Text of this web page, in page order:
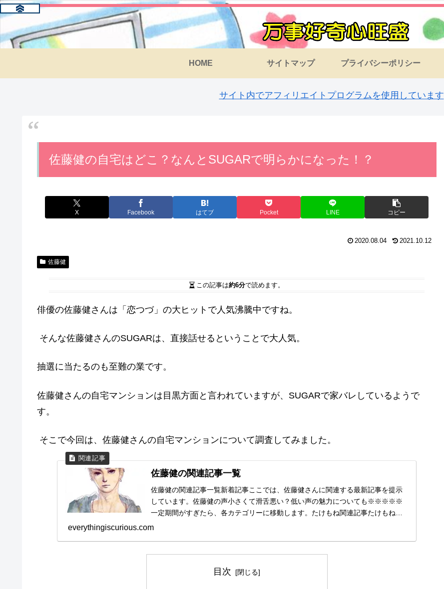
HOME サイトマップ プライバシーポリシー
サイト内でアフィリエイトプログラムを使用しています
佐藤健の自宅はどこ？なんとSUGARで明らかになった！？
X Facebook はてブ Pocket LINE コピー
2020.08.04 2021.10.12
佐藤健
この記事は約6分で読めます。
俳優の佐藤健さんは「恋つづ」の大ヒットで人気沸騰中ですね。
そんな佐藤健さんのSUGARは、直接話せるということで大人気。
抽選に当たるのも至難の業です。
佐藤健さんの自宅マンションは目黒方面と言われていますが、SUGARで家バレしているようで
す。
そこで今回は、佐藤健さんの自宅マンションについて調査してみました。
佐藤健の関連記事一覧
佐藤健の関連記事一覧新着記事ここでは、佐藤健さんに関連する最新記事を提示
しています。佐藤健の声小さくて滑舌悪い？低い声の魅力についても※※※※※
一定期間がすぎたら、各カテゴリーに移動します。たけもね関連記事たけもね仲
良しすぎてヤフー検索大賞...
everythingiscurious.com
目次